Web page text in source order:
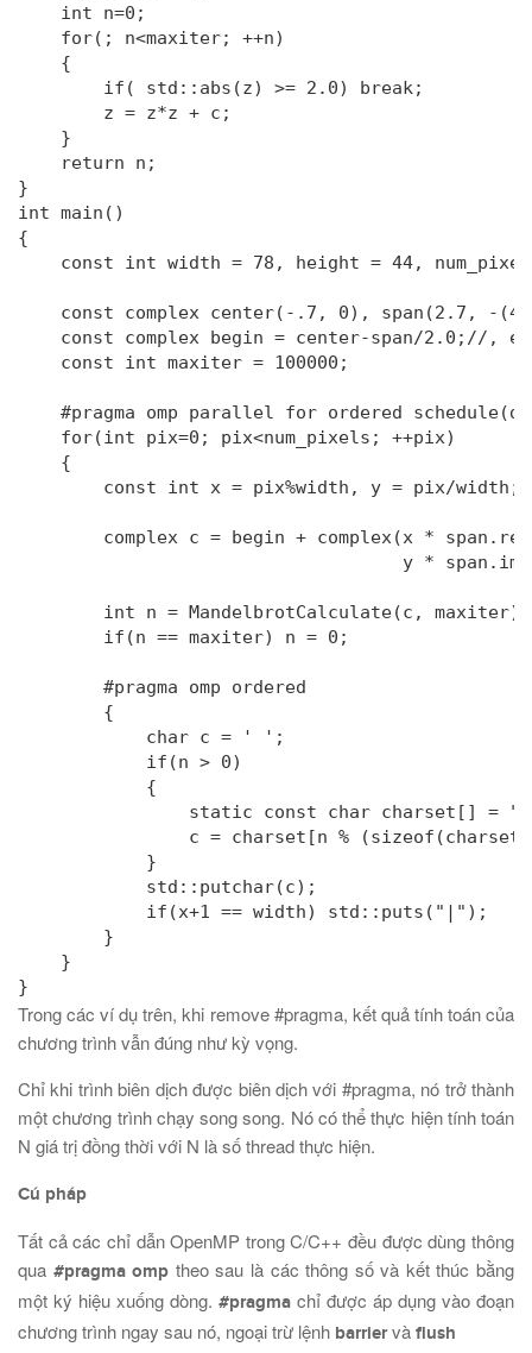
    int n=0;
    for(; n<maxiter; ++n)
    {
        if( std::abs(z) >= 2.0) break;
        z = z*z + c;
    }
    return n;
}
int main()
{
const int width = 78, height = 44,
const complex center(-.7, 0), span(2.7, -
const complex begin = center-span/2.0;//,
    const int maxiter = 100000;
#pragma omp parallel for ordered
    for(int pix=0; pix<num_pixels; ++pix)
    {
        const int x = pix%width, y = pix/width;
complex c = begin + complex(x *
y *
        int n = MandelbrotCalculate(c, maxiter);
        if(n == maxiter) n = 0;
        #pragma omp ordered
        {
            char c = ' ';
            if(n > 0)
            {
static const char charset[] =
c = charset[n %
            }
            std::putchar(c);
            if(x+1 == width) std::puts("|");
        }
    }
}
Trong các ví dụ trên, khi remove #pragma, kết quả tính toán của
chương trình vẫn đúng như kỳ vọng.
Chỉ khi trình biên dịch được biên dịch với #pragma, nó trở thành
một chương trình chạy song song. Nó có thể thực hiện tính toán
N giá trị đồng thời với N là số thread thực hiện.
Cú pháp
Tất cả các chỉ dẫn OpenMP trong C/C++ đều được dùng thông
qua #pragma omp theo sau là các thông số và kết thúc bằng
một ký hiệu xuống dòng. #pragma chỉ được áp dụng vào đoạn
chương trình ngay sau nó, ngoại trừ lệnh barriervà flush